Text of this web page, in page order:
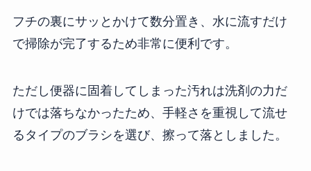
フチの裏にサッとかけて数分置き、水に流すだけ
で掃除が完了するため非常に便利です。
ただし便器に固着してしまった汚れは洗剤の力だ
けでは落ちなかったため、手軽さを重視して流せ
るタイプのブラシを選び、擦って落としました。